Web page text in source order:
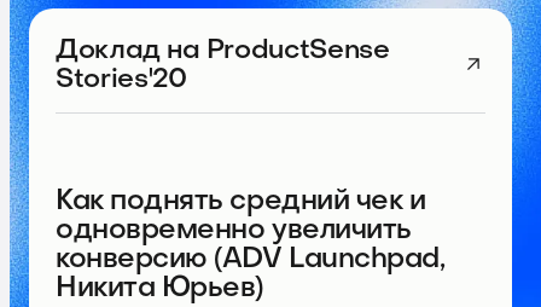
Доклад на ProductSense
Stories'20
Как поднять средний чек и
одновременно увеличить
конверсию (ADV Launchpad,
Никита Юрьев)